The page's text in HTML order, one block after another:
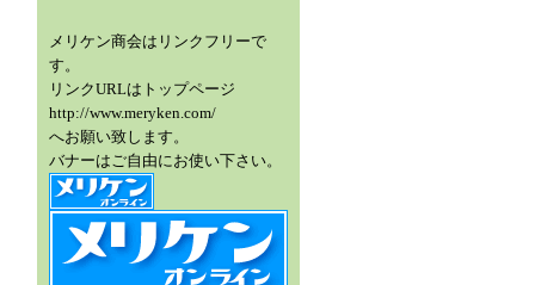
メリケン商会はリンクフリーで
す。
リンクURLはトップページ
http://www.meryken.com/
へお願い致します。
バナーはご自由にお使い下さい。